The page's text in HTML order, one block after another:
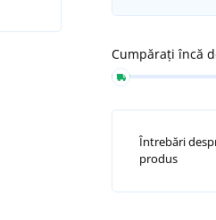
Cumpărați încă
Întrebări
produs